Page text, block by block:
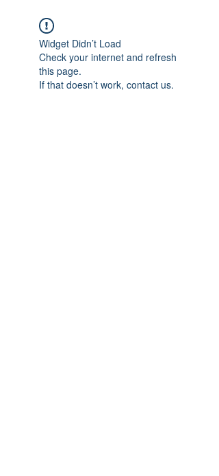
Widget Didn’t Load
Check your internet and refresh
this page.
If that doesn’t work, contact us.